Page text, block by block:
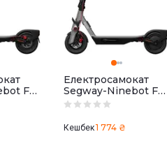
F3
Електросамокат
Segway-Ninebot F3
E Grey
Кешбек1 774 ₴